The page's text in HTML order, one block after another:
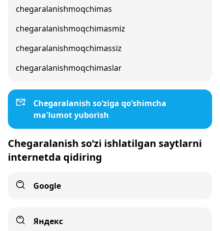
chegaralanishmoqchimas
chegaralanishmoqchimasmiz
chegaralanishmoqchimassiz
chegaralanishmoqchimaslar
Chegaralanish so‘ziga qo‘shimcha
ma'lumot yuborish
Chegaralanish so‘zi ishlatilgan saytlarni
internetda qidiring
Google
Яндекс